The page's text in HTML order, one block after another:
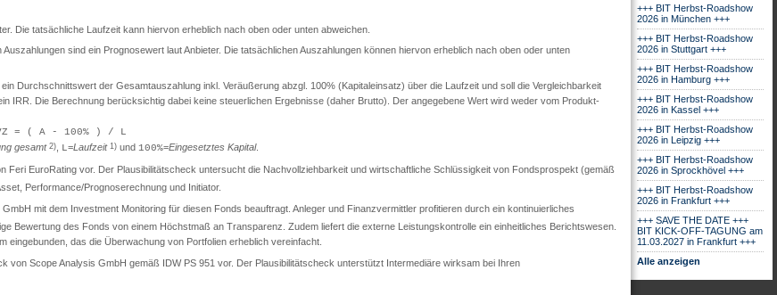
+++ BIT Herbst-Roadshow
2026 in München +++
+++ BIT Herbst-Roadshow
2026 in Stuttgart +++
+++ BIT Herbst-Roadshow
2026 in Hamburg +++
+++ BIT Herbst-Roadshow
2026 in Kassel +++
+++ BIT Herbst-Roadshow
2026 in Leipzig +++
+++ BIT Herbst-Roadshow
2026 in Sprockhövel +++
+++ BIT Herbst-Roadshow
2026 in Frankfurt +++
+++ SAVE THE DATE +++
BIT KICK-OFF-TAGUNG am
11.03.2027 in Frankfurt +++
Alle anzeigen
Die tatsächliche Laufzeit kann hiervon erheblich nach oben oder unten abweichen.
sind ein Prognosewert laut Anbieter. Die tatsächlichen Auszahlungen können hiervon erheblich nach oben oder unten
Durchschnittswert der Gesamtauszahlung inkl. Veräußerung abzgl. 100% (Kapitaleinsatz) über die Laufzeit und soll die Vergleichbarkeit
IRR. Die Berechnung berücksichtig dabei keine steuerlichen Ergebnisse (daher Brutto). Der angegebene Wert wird weder vom Produkt-
= ( A - 100% ) / L
gesamt2) L=Laufzeit1) und 100%=Eingesetztes Kapital.
Feri EuroRating vor. Der Plausibilitätscheck untersucht die Nachvollziehbarkeit und wirtschaftliche Schlüssigkeit von Fondsprospekt (gemäß
Performance/Prognoserechnung und Initiator.
mit dem Investment Monitoring für diesen Fonds beauftragt. Anleger und Finanzvermittler profitieren durch ein kontinuierliches
Bewertung des Fonds von einem Höchstmaß an Transparenz. Zudem liefert die externe Leistungskontrolle ein einheitliches Berichtswesen.
eingebunden, das die Überwachung von Portfolien erheblich vereinfacht.
von Scope Analysis GmbH gemäß IDW PS 951 vor. Der Plausibilitätscheck unterstützt Intermediäre wirksam bei Ihren